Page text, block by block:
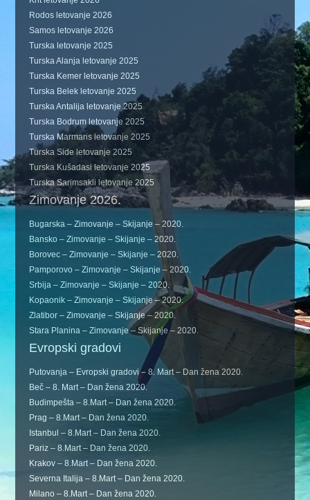
Rodos letovanje 2026
Samos letovanje 2026
Turska letovanje 2025
Turska Alanja letovanje 2025
Turska Kemer letovanje 2025
Turska Belek letovanje 2025
Turska Antalija letovanje 2025
Turska Bodrum letovanje 2025
Turska Marmaris letovanje 2025
Turska Side letovanje 2025
Turska Kušadasi letovanje 2025
Turska Sarimsakli letovanje 2025
Zimovanje 2026.
Bugarska – Zimovanje – Skijanje – 2020.
Bansko – Zimovanje – Skijanje – 2020.
Borovec – Zimovanje – Skijanje – 2020.
Pamporovo – Zimovanje – Skijanje – 2020.
Srbija – Zimovanje – Skijanje – 2020.
Kopaonik – Zimovanje – Skijanje – 2020.
Zlatibor – Zimovanje – Skijanje – 2020.
Stara Planina – Zimovanje – Skijanje – 2020.
Evropski gradovi
Putovanja – Evropski gradovi – 8. Mart – Dan žena 2020.
Beč – 8. Mart – Dan žena 2020.
Budimpešta – 8.Mart – Dan žena 2020.
Prag – 8.Mart – Dan žena 2020.
Istanbul – 8.Mart – Dan žena 2020.
Pariz – 8.Mart – Dan žena 2020.
Krakov – 8.Mart – Dan žena 2020.
Severna Italija – 8.Mart – Dan žena 2020.
Milano – 8.Mart – Dan žena 2020.